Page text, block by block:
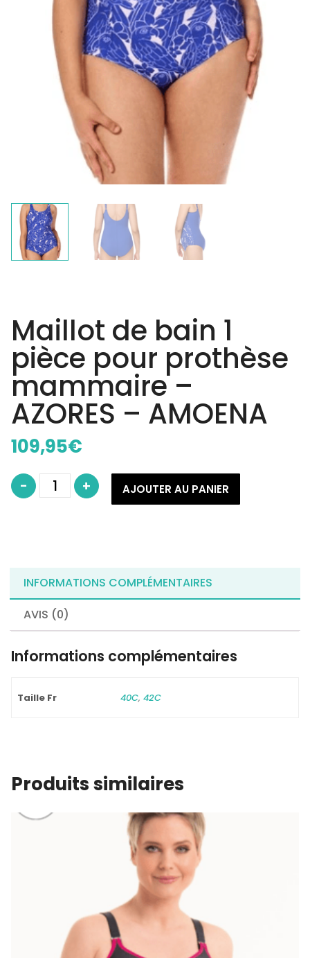
Maillot de bain 1
pièce pour prothèse
mammaire –
AZORES – AMOENA
109,95€
- quantité
Maillot
AZORES
-
+ AJOUTER AU PANIER
INFORMATIONS COMPLÉMENTAIRES
AVIS (0)
Informations complémentaires
Taille Fr 40C, 42C
Produits similaires